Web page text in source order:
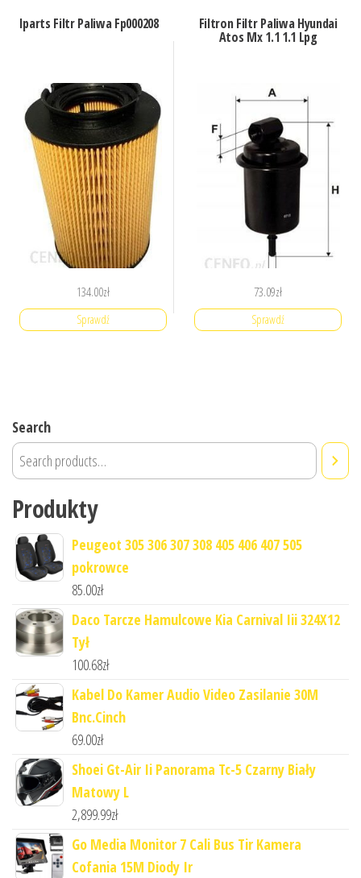
Iparts Filtr Paliwa Fp000208
134.00zł
Sprawdź
Filtron Filtr Paliwa Hyundai
Atos Mx 1.1 1.1 Lpg
73.09zł
Sprawdź
Search
Produkty
Peugeot 305 306 307 308 405 406 407 505
pokrowce
85.00zł
Daco Tarcze Hamulcowe Kia Carnival Iii 324X12
Tył
100.68zł
Kabel Do Kamer Audio Video Zasilanie 30M
Bnc.Cinch
69.00zł
Shoei Gt-Air Ii Panorama Tc-5 Czarny Biały
Matowy L
2,899.99zł
Go Media Monitor 7 Cali Bus Tir Kamera
Cofania 15M Diody Ir